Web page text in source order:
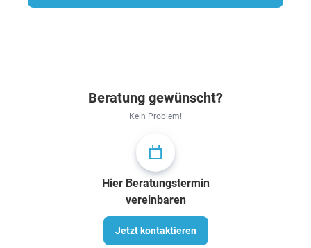
Beratung gewünscht?
Kein Problem!
Hier Beratungstermin
vereinbaren
Jetzt kontaktieren